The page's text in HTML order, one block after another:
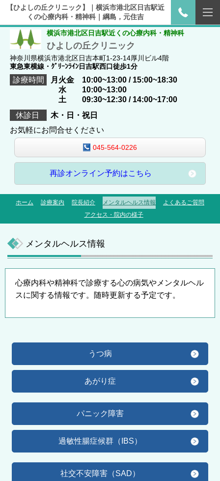
【ひよしの丘クリニック】｜横浜市港北区日吉駅近
くの心療内科・精神科｜綱島，元住吉
横浜市港北区日吉駅近くの心療内科・精神科
ひよしの丘クリニック
神奈川県横浜市港北区日吉本町1-23-14厚川ビル4階
東急東横線・ｸﾞﾘｰﾝﾗｲﾝ日吉駅西口徒歩1分
診療時間
月火金 10:00~13:00 / 15:00~18:30
水 10:00~13:00
土 09:30~12:30 / 14:00~17:00
休診日
木・日・祝日
お気軽にお問合せください
045-564-0226
再診オンライン予約はこちら
ホーム 診療案内 院長紹介 メンタルヘルス情報
よくあるご質問
アクセス・院内の様子
メンタルヘルス情報
心療内科や精神科で診療する心の病気やメンタルヘル
スに関する情報です。随時更新する予定です。
うつ病
あがり症
パニック障害
過敏性腸症候群（IBS）
社交不安障害（SAD）